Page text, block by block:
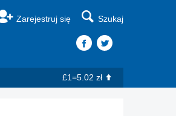
Zarejestruj się Szukaj
£1=5.02 zł